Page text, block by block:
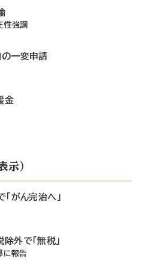
性強調
の一変申請
金
示）
がん完治へ」
外で「無税」
に報告